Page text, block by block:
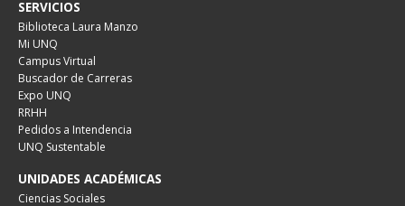
SERVICIOS
Biblioteca Laura Manzo
Mi UNQ
Campus Virtual
Buscador de Carreras
Expo UNQ
RRHH
Pedidos a Intendencia
UNQ Sustentable
UNIDADES ACADÉMICAS
Ciencias Sociales